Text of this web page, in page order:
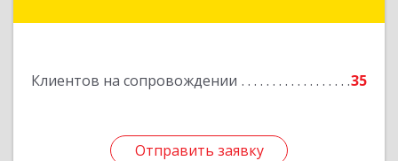
Клиентов на сопровождении 35
Отправить заявку
Отправить заявку